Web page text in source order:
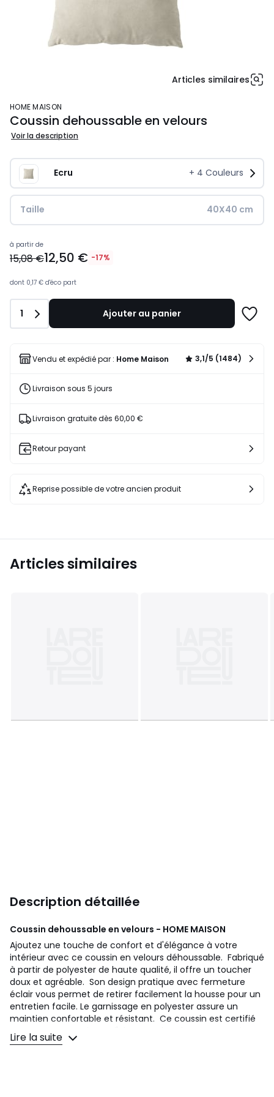
Articles similaires
HOME MAISON
Coussin dehoussable en velours
Voir la description
Ecru + 4 Couleurs
Taille 40X40 cm
12,50
€
lieu
15,08
17%
réduction
appliquée.
à partir de
15,08 €12,50 € -17%
dont 0,17 € d'éco part
Quantité
1 Ajouter au panier
liste
Vendu et expédié par : Home Maison 3,1/5 (1484)
Livraison sous 5 jours
Livraison gratuite dès 60,00 €
Retour payant
Reprise possible de votre ancien produit
Articles similaires
Description détaillée
Coussin dehoussable en velours - HOME MAISON
Ajoutez une touche de confort et d'élégance à votre
intérieur avec ce coussin en velours déhoussable. Fabriqué
à partir de polyester de haute qualité, il offre un toucher
doux et agréable. Son design pratique avec fermeture
éclair vous permet de retirer facilement la housse pour un
entretien facile. Le garnissage en polyester assure un
maintien confortable et résistant. Ce coussin est certifié
OEKO-TEX, garantissant l'absence de substances nocives
pour la santé. Idéal pour embellir votre canapé, votre lit ou
Lire la suite